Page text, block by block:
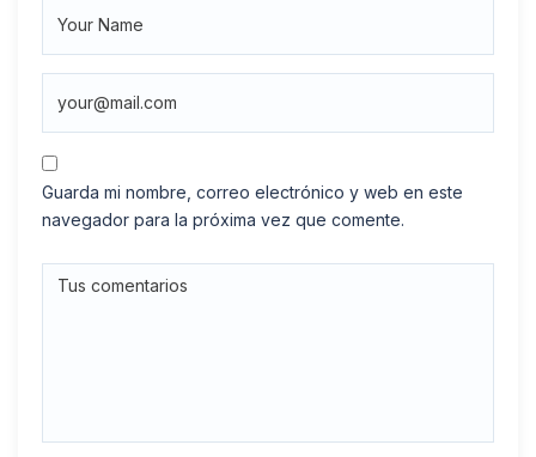
Guarda mi nombre, correo electrónico y web en este
navegador para la próxima vez que comente.